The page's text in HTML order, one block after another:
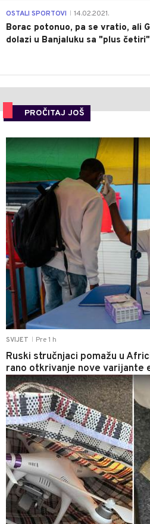
OSTALI SPORTOVI 14.02.2021.
Borac potonuo, pa se vratio, ali
dolazi u Banjaluku sa "plus
PROČITAJ JOŠ
SVIJET Pre 1 h
Ruski stručnjaci pomažu u
rano otkrivanje nove varijante